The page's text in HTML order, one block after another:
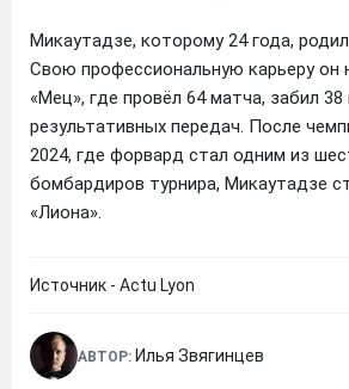
Микаутадзе, которому 24 года,
Свою профессиональную карьеру он
«Мец», где провёл 64 матча, забил
результативных передач. После
2024, где форвард стал одним из
бомбардиров турнира, Микаутадзе
«Лиона».
Источник - Actu Lyon
АВТОР: Илья Звягинцев